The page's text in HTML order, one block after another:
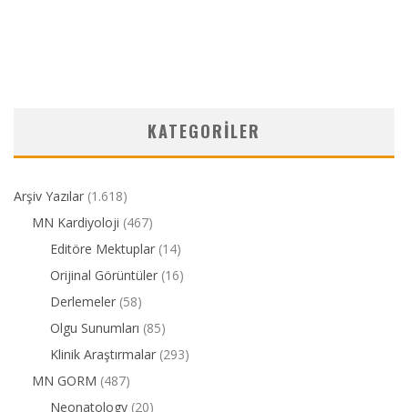
KATEGORILER
Arşiv Yazılar (1.618)
MN Kardiyoloji (467)
Editöre Mektuplar (14)
Orijinal Görüntüler (16)
Derlemeler (58)
Olgu Sunumları (85)
Klinik Araştırmalar (293)
MN GORM (487)
Neonatology (20)